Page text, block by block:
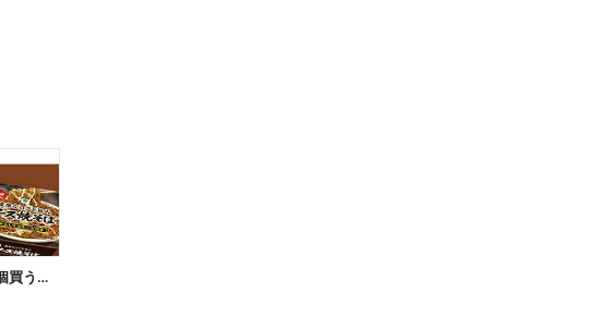
【おトク】対象の焼きそば2個買うと100円引き!